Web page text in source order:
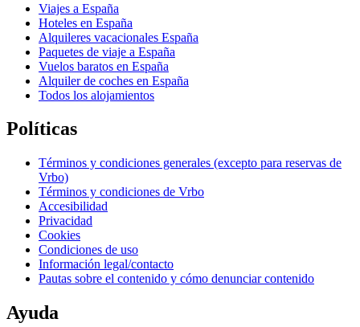
Viajes a España
Hoteles en España
Alquileres vacacionales España
Paquetes de viaje a España
Vuelos baratos en España
Alquiler de coches en España
Todos los alojamientos
Políticas
Términos y condiciones generales (excepto para reservas de
Vrbo)
Términos y condiciones de Vrbo
Accesibilidad
Privacidad
Cookies
Condiciones de uso
Información legal/contacto
Pautas sobre el contenido y cómo denunciar contenido
Ayuda